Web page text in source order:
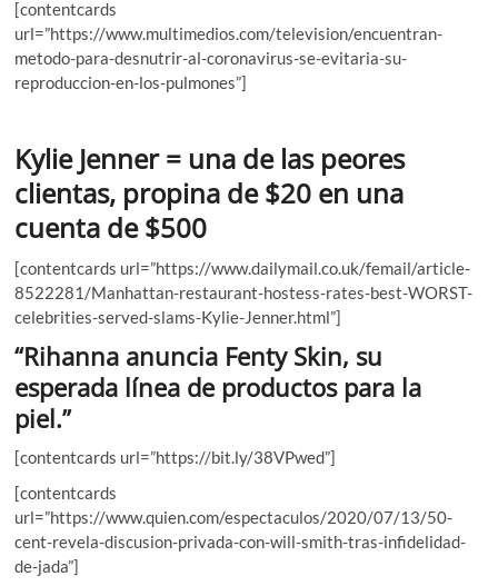
[contentcards
url=”https://www.multimedios.com/television/encuentran-
metodo-para-desnutrir-al-coronavirus-se-evitaria-su-
reproduccion-en-los-pulmones”]
Kylie Jenner = una de las peores
clientas, propina de $20 en una
cuenta de $500
[contentcards url=”https://www.dailymail.co.uk/femail/article-
8522281/Manhattan-restaurant-hostess-rates-best-WORST-
celebrities-served-slams-Kylie-Jenner.html”]
“Rihanna anuncia Fenty Skin, su
esperada línea de productos para la
piel.”
[contentcards url=”https://bit.ly/38VPwed”]
[contentcards
url=”https://www.quien.com/espectaculos/2020/07/13/50-
cent-revela-discusion-privada-con-will-smith-tras-infidelidad-
de-jada”]